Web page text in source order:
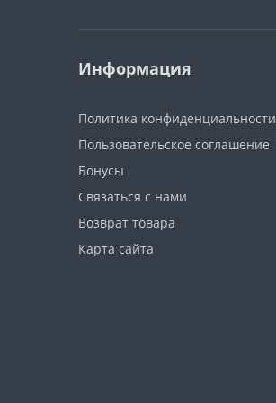
Информация
Политика конфиденциальности
Пользовательское соглашение
Бонусы
Связаться с нами
Возврат товара
Карта сайта